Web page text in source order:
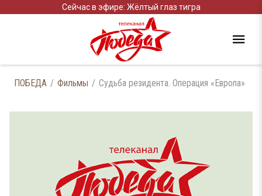
Сейчас в эфире: Жёлтый глаз тигра
ПОБЕДА Фильмы Судьба резидента. Операция «Европа»